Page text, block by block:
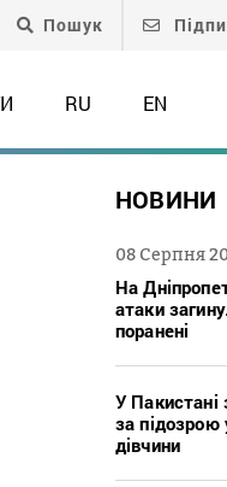
Пошук
RU EN
НОВИНИ
08 Серпня
На
атаки
поранені
У Пакистані
за підозрою
дівчини